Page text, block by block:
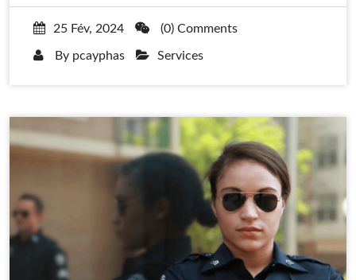
25 Fév, 2024 (0) Comments
By pcayphas Services